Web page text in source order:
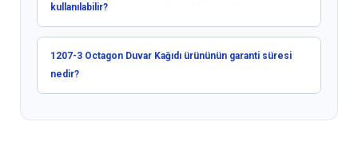
kullanılabilir?
1207-3 Octagon Duvar Kağıdı ürününün garanti süresi
nedir?